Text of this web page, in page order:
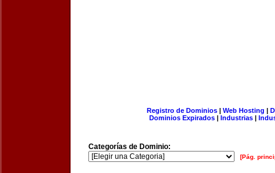
Registro de Dominios| Web Hosting |
Dominios Expirados | Industrias |
Categorías de Dominio:
[Pág.